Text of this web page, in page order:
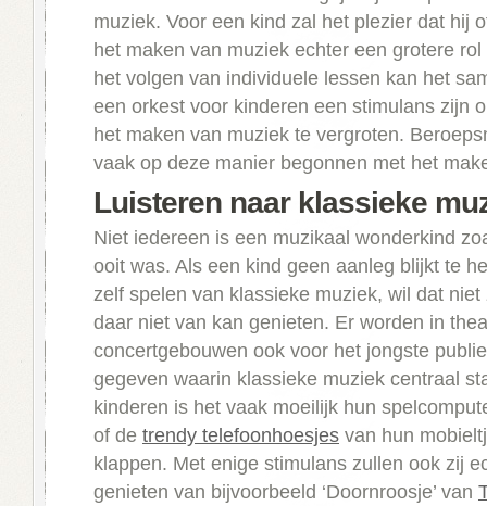
muziek. Voor een kind zal het plezier dat hij
het maken van muziek echter een grotere
het volgen van individuele lessen kan het
een orkest voor kinderen een stimulans zijn
het maken van muziek te vergroten.
vaak op deze manier begonnen met het
Luisteren naar klassieke
Niet iedereen is een muzikaal wonderkind
ooit was. Als een kind geen aanleg blijkt te
zelf spelen van klassieke muziek, wil dat
daar niet van kan genieten. Er worden in
concertgebouwen ook voor het jongste
gegeven waarin klassieke muziek centraal
kinderen is het vaak moeilijk hun
of de trendy telefoonhoesjes van hun
klappen. Met enige stimulans zullen ook zij
genieten van bijvoorbeeld ‘Doornroosje’ van